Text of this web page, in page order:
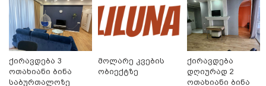
მნიშვნელოვანი ინფორმაცია
ქირავდება 3
ოთახიანი ბინა
საბურთალოზე
მოლარე კვების
ობიექტზე
ქირავდება
დღიურად 2
ოთახიანი ბინა